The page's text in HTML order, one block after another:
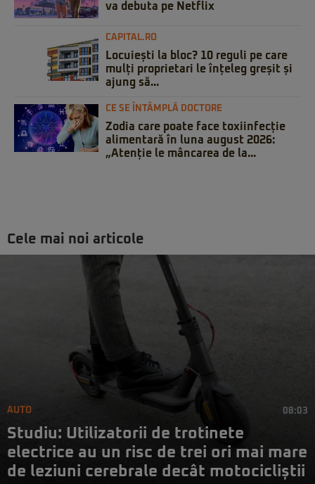
va debuta pe Netflix
CAPITAL.RO
Locuiești la bloc? 10 reguli pe care
mulți proprietari le înțeleg greșit și
ajung să...
CE SE ÎNTÂMPLĂ DOCTORE
Zodia care poate face toxiinfecție
alimentară în luna august 2026:
„Atenție le mâncarea de la...
Cele mai noi articole
AUTO 08:03
Studiu: Utilizatorii de trotinete
electrice au un risc de trei ori mai mare
de leziuni cerebrale decât motocicliștii